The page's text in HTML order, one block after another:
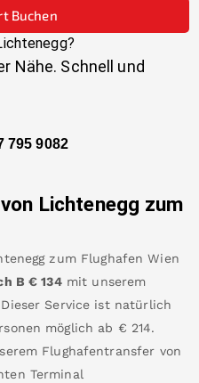
Buchen
?
Nähe. Schnell und
795 9082
Lichtenegg zum
zum Flughafen Wien
B €134 mit unserem
Service ist natürlich
möglich ab € 214.
Flughafentransfer von
Terminal